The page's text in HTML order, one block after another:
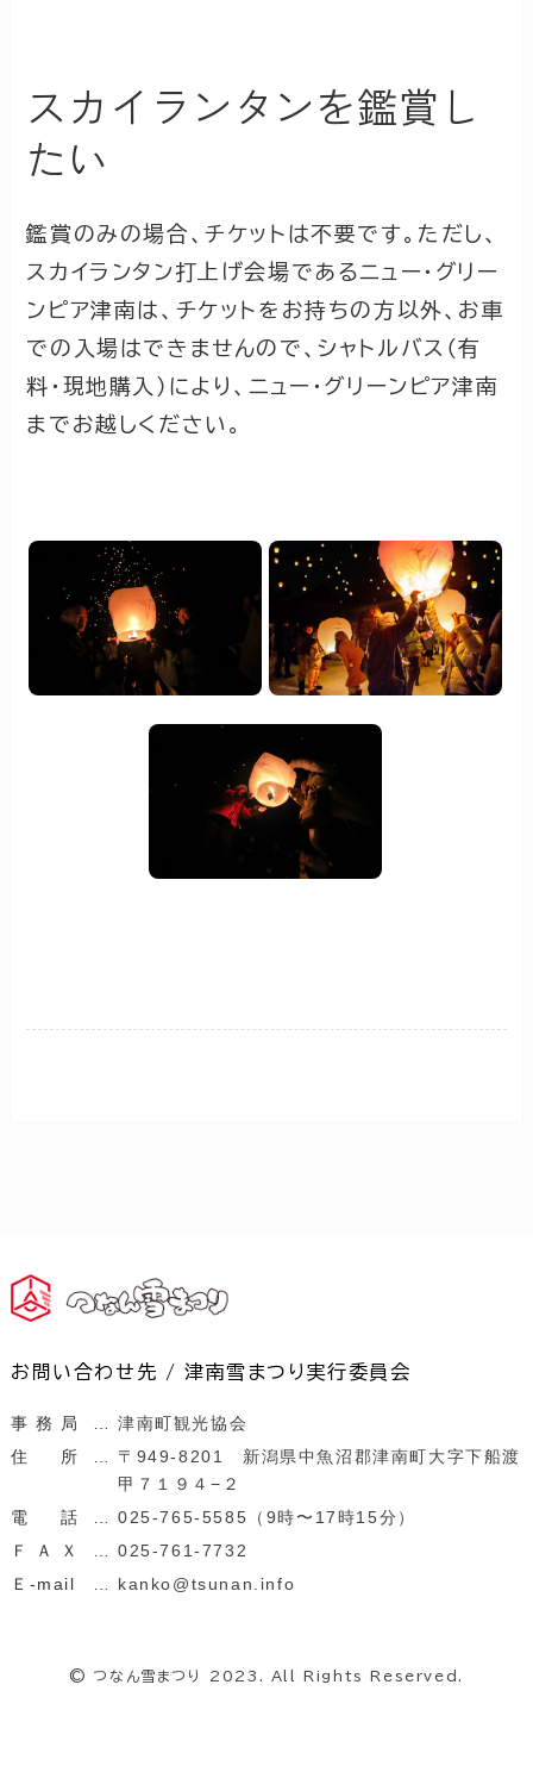
スカイランタンを鑑賞し
たい
鑑賞のみの場合、チケットは不要です。ただし、
スカイランタン打上げ会場であるニュー・グリー
ンピア津南は、チケットをお持ちの方以外、お車
での入場はできませんので、シャトルバス（有
料・現地購入）により、ニュー・グリーンピア津南
までお越しください。
お問い合わせ先 / 津南雪まつり実行委員会
事務局
津南町観光協会
住所
〒949-8201 新潟県中魚沼郡津南町大字下船渡
甲７１９４−２
電話
025-765-5585（9時〜17時15分）
ＦＡＸ
025-761-7732
Ｅ-mail
kanko@tsunan.info
© つなん雪まつり 2023. All Rights Reserved.